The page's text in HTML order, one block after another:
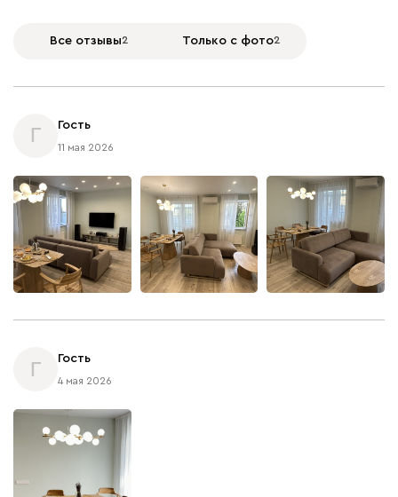
Все отзывы2 Только с фото2
Г
Гость
11 мая 2026
Г
Гость
4 мая 2026